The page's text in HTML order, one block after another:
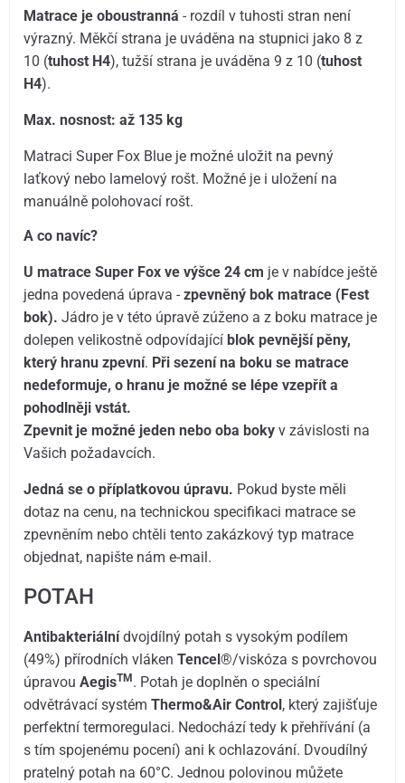
Matrace je oboustranná - rozdíl v tuhosti stran není
výrazný. Měkčí strana je uváděna na stupnici jako 8 z
10 (tuhost H4), tužší strana je uváděna 9 z 10 (tuhost
H4).
Max. nosnost: až 135 kg
Matraci Super Fox Blue je možné uložit na pevný
laťkový nebo lamelový rošt. Možné je i uložení na
manuálně polohovací rošt.
A co navíc?
U matrace Super Fox ve výšce 24 cm je v nabídce ještě
jedna povedená úprava -zpevněný bok matrace (Fest
bok). Jádro je v této úpravě zúženo a z boku matrace je
dolepen velikostně odpovídajícíblok pevnější pěny,
který hranu zpevní. Při sezení na boku se matrace
nedeformuje, o hranu je možné se lépe vzepřít a
pohodlněji vstát.
Zpevnit je možné jeden nebo oba boky v závislosti na
Vašich požadavcích.
Jedná se o příplatkovou úpravu. Pokud byste měli
dotaz na cenu, na technickou specifikaci matrace se
zpevněním nebo chtěli tento zakázkový typ matrace
objednat, napište nám e-mail.
POTAH
Antibakteriálnídvojdílný potah s vysokým podílem
(49%) přírodních vlákenTencel®/viskóza s povrchovou
úpravouAegisTM . Potah je doplněn o speciální
odvětrávací systémThermo&Air Control, který zajišťuje
perfektní termoregulaci. Nedochází tedy k přehřívání (a
s tím spojenému pocení) ani k ochlazování. Dvoudílný
pratelný potah na 60°C. Jednou polovinou můžete